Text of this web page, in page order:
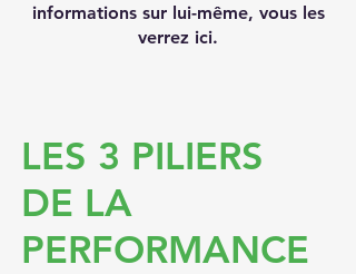
informations sur lui-même, vous les
verrez ici.
LES 3 PILIERS
DE LA
PERFORMANCE